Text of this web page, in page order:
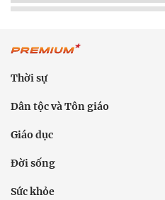
Thời sự
Dân tộc và Tôn giáo
Giáo dục
Đời sống
Sức khỏe